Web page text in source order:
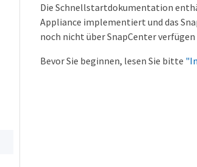
Die Schnellstartdokumentation
Appliance implementiert und das
noch nicht über SnapCenter
Bevor Sie beginnen, lesen Sie bitte